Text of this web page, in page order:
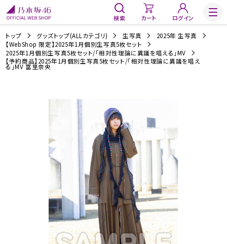
検索 カート ログイン
トップ グッズトップ(ALLカテゴリ) 生写真
2025年 生写真
【WebShop 限定】2025年1月個別生写真5枚セット
2025年1月個別生写真5枚セット/「相対性理論に異議を唱える」MV
【予約商品】2025年1月個別生写真5枚セット/「相対性理論に異議を唱え
る」MV 冨里奈央